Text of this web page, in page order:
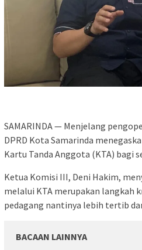
SAMARINDA — Menjelang
DPRD Kota Samarinda
Kartu Tanda Anggota (KTA) bagi
Ketua Komisi III, Deni Hakim,
melalui KTA merupakan langkah
pedagang nantinya lebih tertib
BACAAN LAINNYA